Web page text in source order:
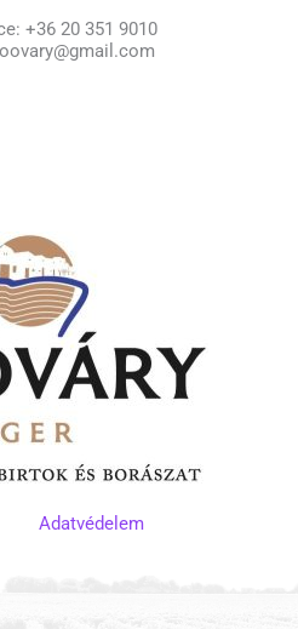
+36 20 351 9010
Adatvédelem